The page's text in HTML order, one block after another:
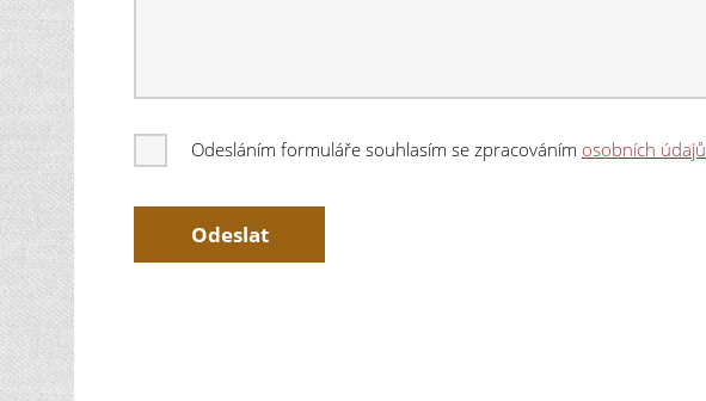
Odesláním formuláře souhlasím se zpracováním osobních údajů